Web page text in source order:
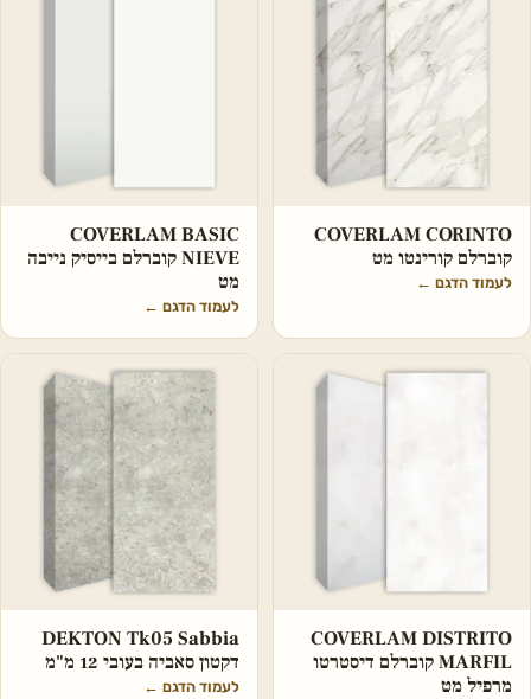
COVERLAM CORINTO
קוברלם קורינטו מט
לעמוד הדגם ←
COVERLAM BASIC
NIEVE קוברלם בייסיק נייבה
מט
לעמוד הדגם ←
COVERLAM DISTRITO
MARFIL קוברלם דיסטרטו
מרפיל מט
DEKTON Tk05 Sabbia
דקטון סאביה בעובי 12 מ"מ
לעמוד הדגם ←